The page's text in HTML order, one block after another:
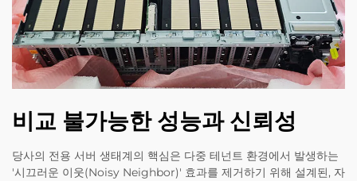
비교 불가능한 성능과 신뢰성
당사의 전용 서버 생태계의 핵심은 다중 테넌트 환경에서 발생하는
'시끄러운 이웃(Noisy Neighbor)' 효과를 제거하기 위해 설계된, 자